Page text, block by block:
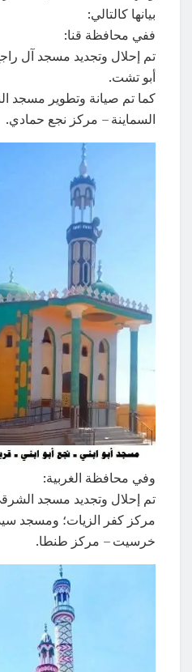
بيانها كالتالي:
ففي محافظة قنا:
تم إحلال وتجديد مسجد آل
أبو تشت.
كما تم صيانة وتطوير مسجد
السماينة – مركز نجع حمادي.
وفي محافظة الغربية:
تم إحلال وتجديد مسجد
مركز كفر الزيات؛ ومسجد
خرسيت – مركز طنطا.